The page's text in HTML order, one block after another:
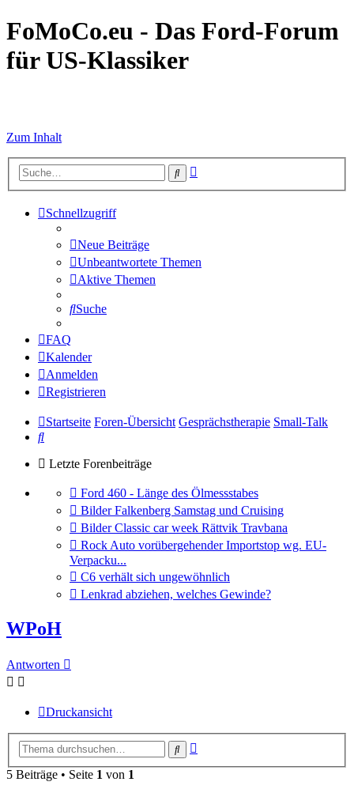
FoMoCo.eu - Das Ford-Forum
für US-Klassiker
Zum Inhalt
Suche
Schnellzugriff
Neue Beiträge
Unbeantwortete Themen
Aktive Themen
Suche
FAQ
Kalender
Anmelden
Registrieren
Startseite Foren-Übersicht Gesprächstherapie Small-Talk
Suche
Letzte Forenbeiträge
Gehe
zum
letzten
Beitrag
Ford 460 - Länge des Ölmessstabes
Gehe
zum
letzten
Beitrag
Bilder Falkenberg Samstag und Cruising
Gehe
zum
letzten
Beitrag
Bilder Classic car week Rättvik Travbana
Gehe
zum
letzten
Beitrag
Rock Auto vorübergehender Importstop wg. EU-
Verpacku...
Gehe
zum
letzten
C6 verhält sich ungewöhnlich
Gehe
Lenkrad abziehen, welches Gewinde?
WPoH
Antworten
Druckansicht
Suche
5 Beiträge • Seite 1 von 1